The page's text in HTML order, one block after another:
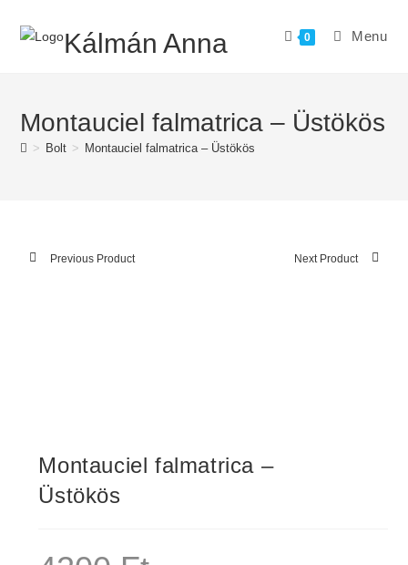
Kálmán Anna 0 Menu
Montauciel falmatrica – Üstökös
> Bolt > Montauciel falmatrica – Üstökös
Previous Product Next Product
Montauciel falmatrica –
Üstökös